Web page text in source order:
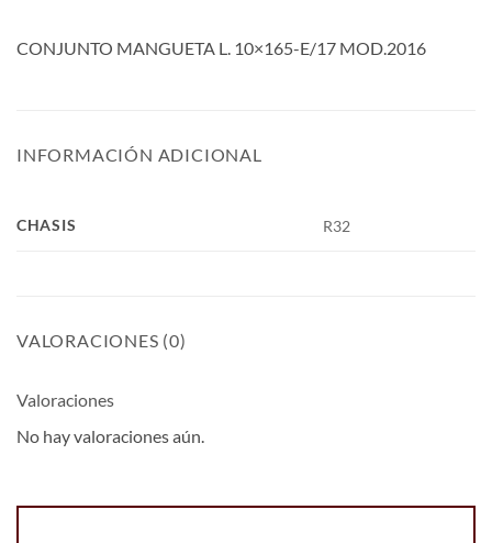
CONJUNTO MANGUETA L. 10×165-E/17 MOD.2016
INFORMACIÓN ADICIONAL
CHASIS R32
VALORACIONES (0)
Valoraciones
No hay valoraciones aún.